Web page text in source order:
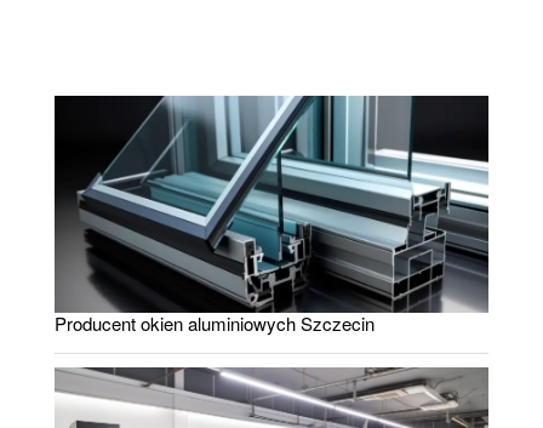
Producent okien aluminiowych Szczecin